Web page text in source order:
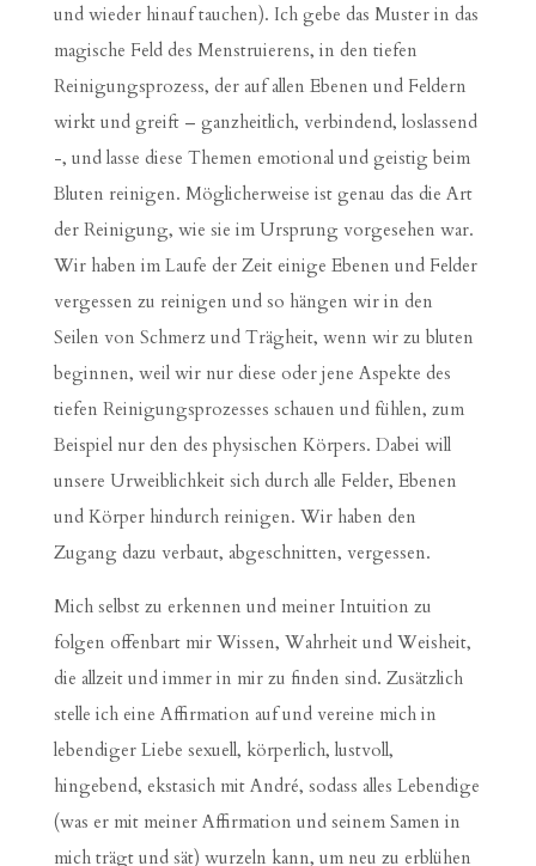
und wieder hinauf tauchen). Ich gebe das Muster in das
magische Feld des Menstruierens, in den tiefen
Reinigungsprozess, der auf allen Ebenen und Feldern
wirkt und greift – ganzheitlich, verbindend, loslassend
-, und lasse diese Themen emotional und geistig beim
Bluten reinigen. Möglicherweise ist genau das die Art
der Reinigung, wie sie im Ursprung vorgesehen war.
Wir haben im Laufe der Zeit einige Ebenen und Felder
vergessen zu reinigen und so hängen wir in den
Seilen von Schmerz und Trägheit, wenn wir zu bluten
beginnen, weil wir nur diese oder jene Aspekte des
tiefen Reinigungsprozesses schauen und fühlen, zum
Beispiel nur den des physischen Körpers. Dabei will
unsere Urweiblichkeit sich durch alle Felder, Ebenen
und Körper hindurch reinigen. Wir haben den
Zugang dazu verbaut, abgeschnitten, vergessen.
Mich selbst zu erkennen und meiner Intuition zu
folgen offenbart mir Wissen, Wahrheit und Weisheit,
die allzeit und immer in mir zu finden sind. Zusätzlich
stelle ich eine Affirmation auf und vereine mich in
lebendiger Liebe sexuell, körperlich, lustvoll,
hingebend, ekstasich mit André, sodass alles Lebendige
(was er mit meiner Affirmation und seinem Samen in
mich trägt und sät) wurzeln kann, um neu zu erblühen